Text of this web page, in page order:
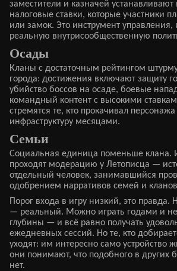
заместители и казначей
налоговые ставки, которые участники
или замок. Это инструмент управления,
реальную внутрисообщественную
Осады
Кланы с достаточным рейтингом
города: достижения включают защиту
убийство боссов на осаде, боевые
командный контент с высокими
стремятся те, кто прокачивал
инфраструктуру месяцами.
Семьи
Социальная единица поменьше клана.
проходят модерацию у Летописца —
отдельный человек, занимавшийся
одобрением нарративов семей и
Порог входа в игру низкий, это правда.
— реальный. Можно играть годами и не
глубины — и всё равно получать
ежедневных сессий. Но те, кто
уходят: им интересно само устройство
они понимают, что подобного в других
нет.